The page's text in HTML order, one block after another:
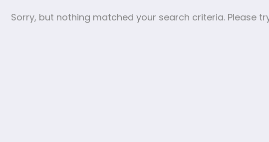
Sorry, but nothing matched your search criteria. Please